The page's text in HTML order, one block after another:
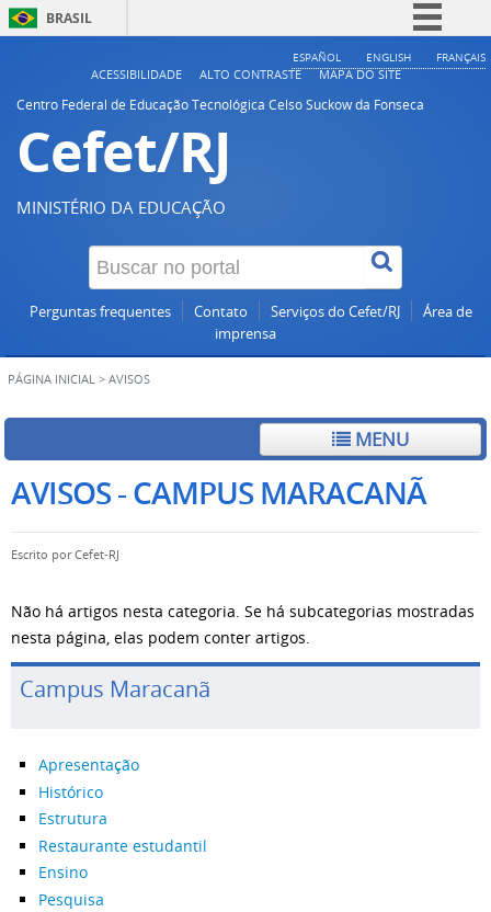
BRASIL
Simplifique!
ESPAÑOL ENGLISH FRANÇAIS
ACESSIBILIDADE ALTO CONTRASTE
MAPA DO SITE
Centro Federal de Educação Tecnológica Celso Suckow da Fonseca
Cefet/RJ
MINISTÉRIO DA EDUCAÇÃO
Perguntas frequentes Contato Serviços do Cefet/RJ
Área de
imprensa
PÁGINA INICIAL > AVISOS
MENU
AVISOS - CAMPUS MARACANÃ
Escrito porCefet-RJ
Não há artigos nesta categoria. Se há subcategorias mostradas
nesta página, elas podem conter artigos.
Campus Maracanã
Apresentação
Histórico
Estrutura
Restaurante estudantil
Ensino
Pesquisa